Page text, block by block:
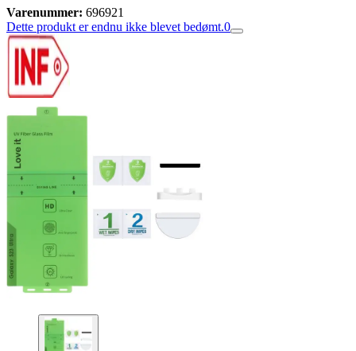
Varenummer: 696921
Dette produkt er endnu ikke blevet bedømt.0